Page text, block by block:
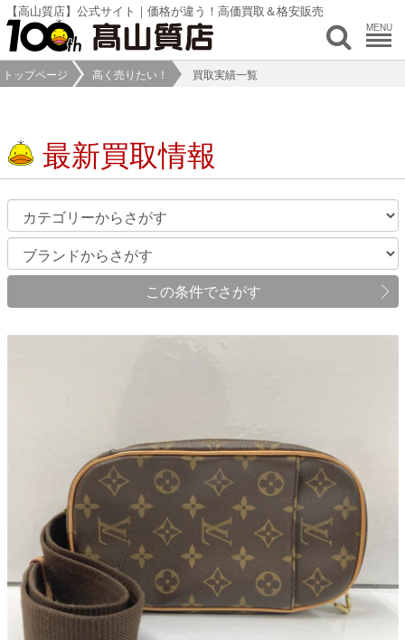
【高山質店】公式サイト｜価格が違う！高価買取＆格安販売
MENU
トップページ 高く売りたい！ 買取実績一覧
最新買取情報
この条件でさがす